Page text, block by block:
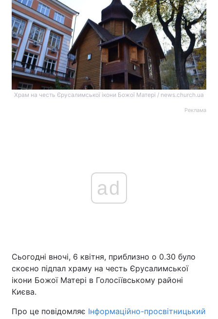
Храм на честь Єрусалимської ікони Божої Матері / news.church.ua
Реклама
ad
Сьогодні вночі, 6 квітня, приблизно о 0.30 було
скоєно підпал храму на честь Єрусалимської
ікони Божої Матері в Голосіївському районі
Києва.
Про це повідомляє Інформаційно-просвітницький